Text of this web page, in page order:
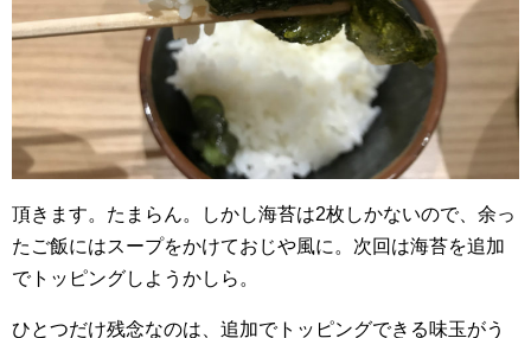
頂きます。たまらん。しかし海苔は2枚しかないので、余っ
たご飯にはスープをかけておじや風に。次回は海苔を追加
でトッピングしようかしら。
ひとつだけ残念なのは、追加でトッピングできる味玉がう